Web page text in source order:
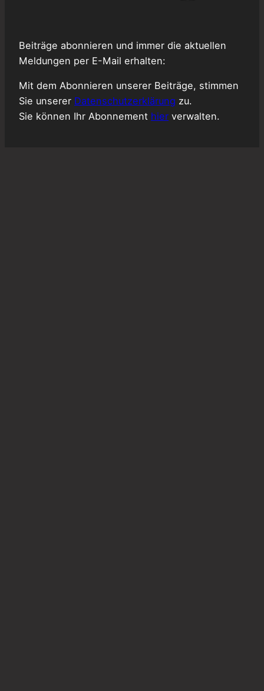
Beiträge abonnieren und immer die aktuellen
Meldungen per E-Mail erhalten:
Mit dem Abonnieren unserer Beiträge, stimmen
Sie unserer Datenschutzerklärung zu.
Sie können Ihr Abonnement hier verwalten.